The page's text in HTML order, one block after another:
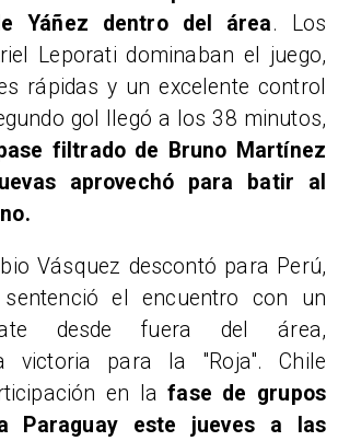
Yáñez dentro del área. Los
Leporati dominaban el juego,
rápidas y un excelente control
gol llegó a los 38 minutos,
filtrado de Bruno Martínez
aprovechó para batir al
Vásquez descontó para Perú,
sentenció el encuentro con un
desde fuera del área,
victoria para la "Roja". Chile
en la fase de grupos
Paraguay este jueves a las